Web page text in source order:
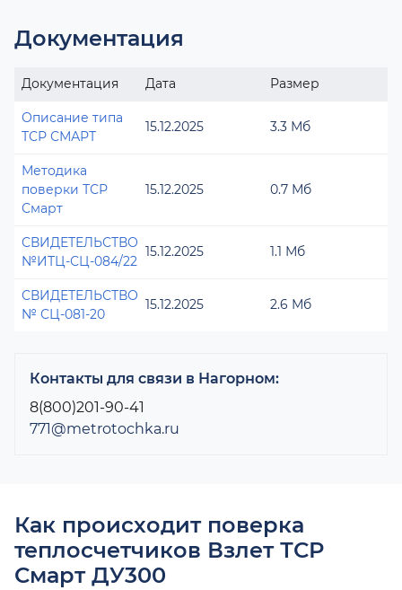
Документация
Документация Дата Размер
Описание типа
ТСР СМАРТ
15.12.2025 3.3 Мб
Методика
поверки ТСР
Смарт
15.12.2025 0.7 Мб
СВИДЕТЕЛЬСТВО
№ИТЦ-СЦ-084/22
15.12.2025 1.1 Мб
СВИДЕТЕЛЬСТВО
№ СЦ-081-20
15.12.2025 2.6 Мб
Контакты для связи в Нагорном:
8(800)201-90-41
771@metrotochka.ru
Как происходит поверка
теплосчетчиков Взлет ТСР
Смарт ДУ300